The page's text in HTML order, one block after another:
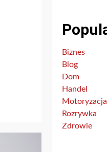
Biznes
Blog
Dom
Handel
Motoryzacja
Rozrywka
Zdrowie